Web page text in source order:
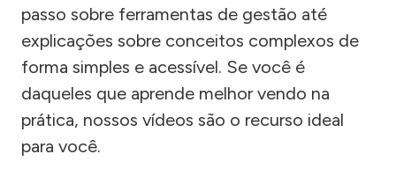
passo sobre ferramentas de gestão até
explicações sobre conceitos complexos de
forma simples e acessível. Se você é
daqueles que aprende melhor vendo na
prática, nossos vídeos são o recurso ideal
para você.